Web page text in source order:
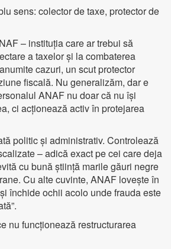
sens: colector de taxe, protector de
– instituția care ar trebui să
a taxelor și la combaterea
cazuri, un scut protector
fiscală. Nu generalizăm, dar e
ANAF nu doar că nu își
ci acționează activ în protejarea
politic și administrativ. Controlează
– adică exact pe cei care deja
cu bună știință marile găuri negre
Cu alte cuvinte, ANAF lovește în
închide ochii acolo unde frauda este
nu funcționează restructurarea